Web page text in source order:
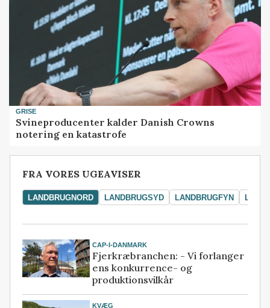
GRISE
Svineproducenter kalder Danish Crowns
notering en katastrofe
FRA VORES UGEAVISER
LANDBRUGNORD LANDBRUGSYD LANDBRUGFYN
CAP-I-DANMARK
Fjerkræbranchen: - Vi forlanger
ens konkurrence- og
produktionsvilkår
KVÆG